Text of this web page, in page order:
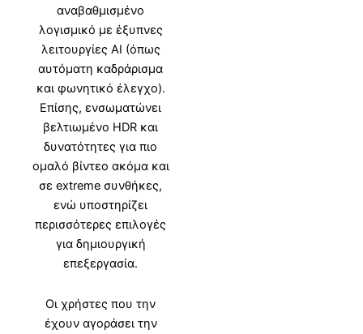
αναβαθμισμένο
λογισμικό με έξυπνες
λειτουργίες AI (όπως
αυτόματη καδράρισμα
και φωνητικό έλεγχο).
Επίσης, ενσωματώνει
βελτιωμένο HDR και
δυνατότητες για πιο
ομαλό βίντεο ακόμα και
σε extreme συνθήκες,
ενώ υποστηρίζει
περισσότερες επιλογές
για δημιουργική
επεξεργασία.
Οι χρήστες που την
έχουν αγοράσει την